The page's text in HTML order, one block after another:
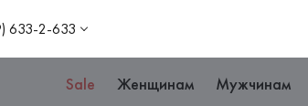
633-2-633
Sale Женщинам Мужчинам